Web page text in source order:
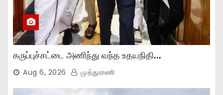
கருப்புச்சட்டை அணிந்து வந்த உதயநிதி..,
Aug 6, 2026 முத்துராணி